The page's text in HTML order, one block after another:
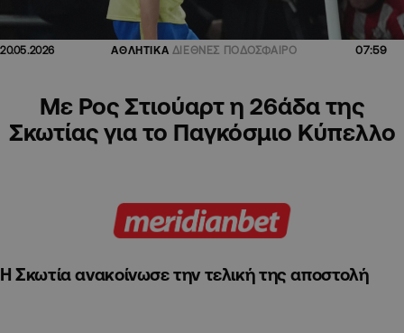
20.05.2026 ΑΘΛΗΤΙΚΑ ΔΙΕΘΝΕΣ ΠΟΔΟΣΦΑΙΡΟ 07:59
Με Ρος Στιούαρτ η 26άδα της
Σκωτίας για το Παγκόσμιο Κύπελλο
Η Σκωτία ανακοίνωσε την τελική της αποστολή